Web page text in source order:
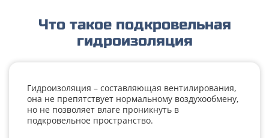
Что такое подкровельная
гидроизоляция
Гидроизоляция – составляющая вентилирования,
она не препятствует нормальному воздухообмену,
но не позволяет влаге проникнуть в
подкровельное пространство.